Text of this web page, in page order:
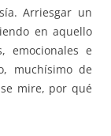
Arriesgar un
en aquello
emocionales e
muchísimo de
mire, por qué